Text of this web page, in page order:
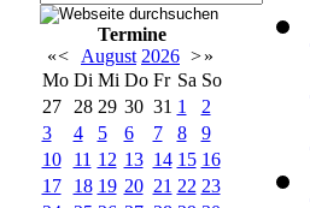
Termine
«< August 2026 >»
Mo Di Mi Do Fr Sa So
27
28 29 30 31 1
2
3
4 5 6 7 8
9
10
11 12 13 14 15 16
17
18 19 20 21 22 23